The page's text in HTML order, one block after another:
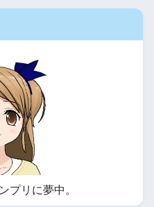
プリに夢中。